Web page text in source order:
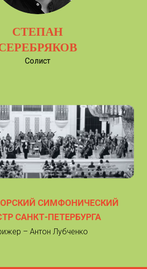
СТЕПАН
Солист
СИМФОНИЧЕСКИЙ
САНКТ-ПЕТЕРБУРГА
– Антон Лубченко